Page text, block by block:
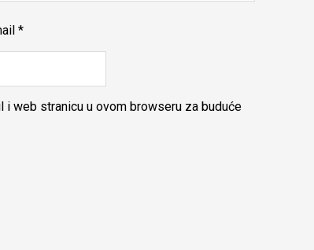
*
i web stranicu u ovom browseru za buduće